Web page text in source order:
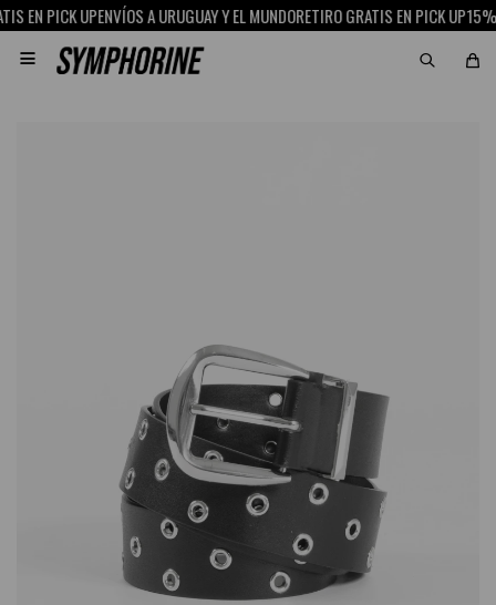
EN PICK UPENVÍOS A URUGUAY Y EL MUNDORETIRO GRATIS EN PICK UP15%
